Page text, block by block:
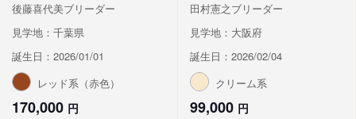
後藤喜代美ブリーダー
見学地：千葉県
誕生日：2026/01/01
レッド系（赤色）
170,000 円
田村憲之ブリーダー
見学地：大阪府
誕生日：2026/02/04
クリーム系
99,000 円